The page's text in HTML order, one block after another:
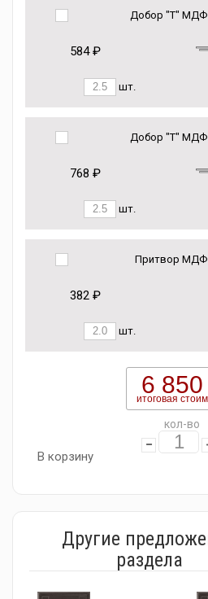
Добор "Т" МДФ
584 ₽
шт.
Добор "Т" МДФ
768 ₽
шт.
Притвор МДФ
382 ₽
шт.
6 850
итоговая
кол-во
В корзину
Другие
раздела